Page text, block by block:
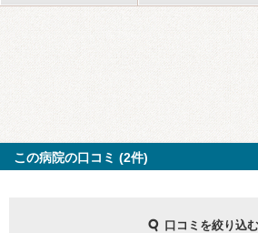
この病院の口コミ (2件)
口コミを絞り込む